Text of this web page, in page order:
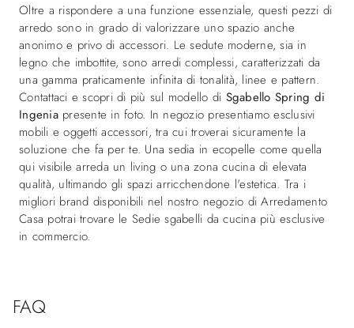
Oltre a rispondere a una funzione essenziale, questi pezzi di
arredo sono in grado di valorizzare uno spazio anche
anonimo e privo di accessori. Le sedute moderne, sia in
legno che imbottite, sono arredi complessi, caratterizzati da
una gamma praticamente infinita di tonalità, linee e pattern.
Contattaci e scopri di più sul modello di Sgabello Spring di
Ingeniapresente in foto. In negozio presentiamo esclusivi
mobili e oggetti accessori, tra cui troverai sicuramente la
soluzione che fa per te. Una sedia in ecopelle come quella
qui visibile arreda un living o una zona cucina di elevata
qualità, ultimando gli spazi arricchendone l'estetica. Tra i
migliori brand disponibili nel nostro negozio di Arredamento
Casa potrai trovare le Sedie sgabelli da cucina più esclusive
in commercio.
FAQ